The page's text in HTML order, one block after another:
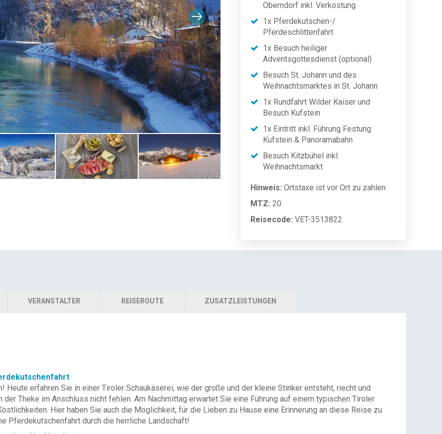
Oberndorf inkl. Verkostung
1x Pferdekutschen-/
Pferdeschlittenfahrt
1x Besuch heiliger
Adventsgottesdienst (optional)
Besuch St. Johann und des
Weihnachtsmarktes in St. Johann
1x Rundfahrt Wilder Kaiser und
Besuch Kufstein
1x Eintritt inkl. Führung Festung
Kufstein & Panoramabahn
Besuch Kitzbühel inkl.
Weihnachtsmarkt
Hinweis: Ortstaxe ist vor Ort zu zahlen
MTZ: 20
Reisecode: VET-3513822
VERANSTALTER REISEROUTE ZUSATZLEISTUNGEN
Heute erfahren Sie in einer Tiroler Schaukäserei, wie der große und der kleine Stinker entsteht, riecht und
Theke im Anschluss nicht fehlen. Am Nachmittag erwartet Sie eine Führung auf einem typischen Tiroler
Hier haben Sie auch die Möglichkeit, für die Lieben zu Hause eine Erinnerung an diese Reise zu
Pferdekutschenfahrt durch die herrliche Landschaft!